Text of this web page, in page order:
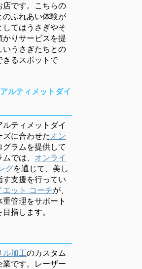
店です。こちらの
のふれあい体験が
てはうさぎやそ
りサービスを提
うさぎたちとの
きるスポットで
ルティメットダイ
ティメットダイ
に合わせたオン
グラムを提供して
では、 オンライ
グを通じて、美し
支援を行ってい
エット コーチが、
管理をサポート
指します。
ル加工のカスタム
です。レーザー